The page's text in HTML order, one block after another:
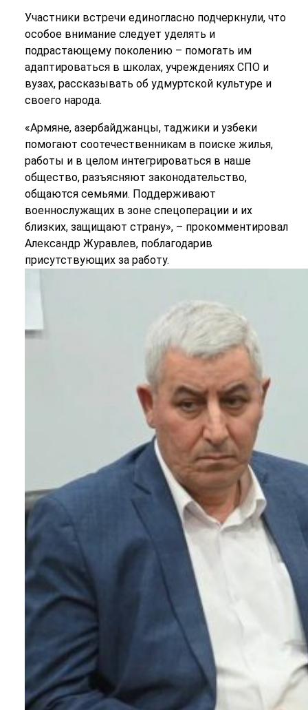
Участники встречи единогласно подчеркнули, что
особое внимание следует уделять и
подрастающему поколению – помогать им
адаптироваться в школах, учреждениях СПО и
вузах, рассказывать об удмуртской культуре и
своего народа.
«Армяне, азербайджанцы, таджики и узбеки
помогают соотечественникам в поиске жилья,
работы и в целом интегрироваться в наше
общество, разъясняют законодательство,
общаются семьями. Поддерживают
военнослужащих в зоне спецоперации и их
близких, защищают страну», – прокомментировал
Александр Журавлев, поблагодарив
присутствующих за работу.